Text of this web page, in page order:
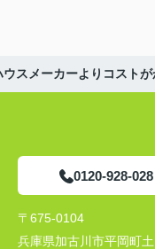
ウスメーカーよりコスト
0120-928-028
〒675-0104
兵庫県加古川市平岡町